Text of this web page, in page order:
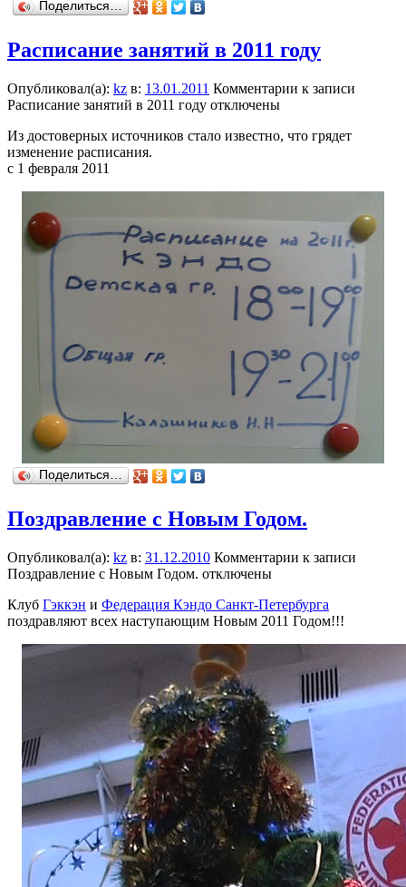
Поделиться…
Расписание занятий в 2011 году
Опубликовал(а): kz в: 13.01.2011 Комментарии к записи
Расписание занятий в 2011 году отключены
Из достоверных источников стало известно, что грядет
изменение расписания.
с 1 февраля 2011
Поделиться…
Поздравление с Новым Годом.
Опубликовал(а): kz в: 31.12.2010 Комментарии к записи
Поздравление с Новым Годом. отключены
Клуб Гэккэн и Федерация Кэндо Санкт-Петербурга
поздравляют всех наступающим Новым 2011 Годом!!!